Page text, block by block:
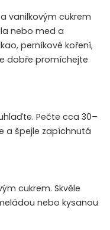
vanilkovým cukrem
nebo med a
perníkové koření,
dobře promíchejte
Pečte cca 30–
a špejle zapíchnutá
cukrem. Skvěle
nebo kysanou